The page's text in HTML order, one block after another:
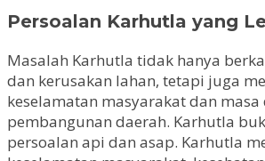
Persoalan Karhutla yang
Masalah Karhutla tidak hanya
dan kerusakan lahan, tetapi juga
keselamatan masyarakat dan masa
pembangunan daerah. Karhutla
persoalan api dan asap. Karhutla